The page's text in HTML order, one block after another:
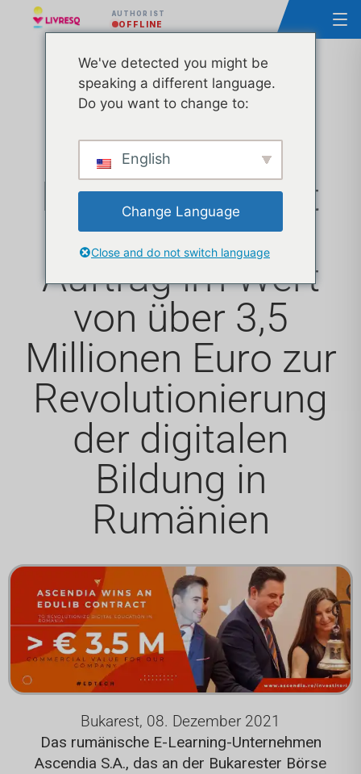
AUTHOR IST
OFFLINE
Ascendia
(Entwickler von
LIVRESQ) erhält
einen Edulib-
Auftrag im Wert
von über 3,5
Millionen Euro zur
Revolutionierung
der digitalen
Bildung in
Rumänien
Bukarest, 08. Dezember 2021
Das rumänische E-Learning-Unternehmen
Ascendia S.A., das an der Bukarester Börse
We've detected you might be
speaking a different language.
Do you want to change to:
English
Change Language
Close and do not switch language